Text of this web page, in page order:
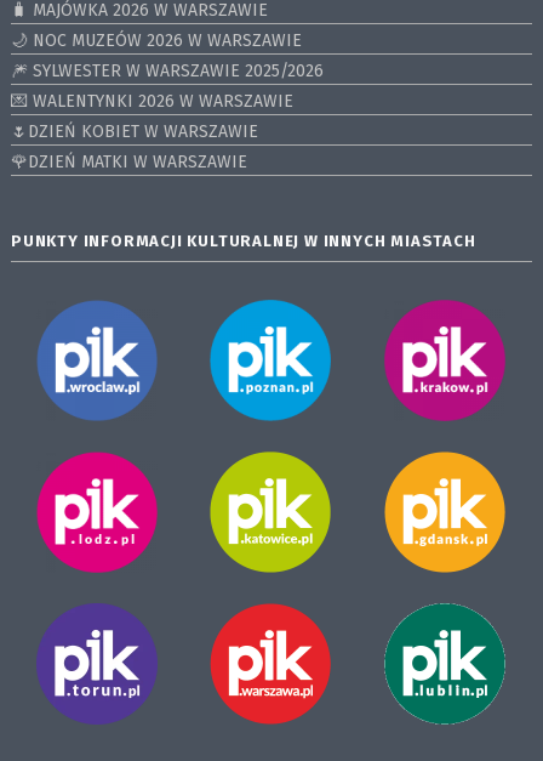
🧳 MAJÓWKA 2026 W WARSZAWIE
🌙 NOC MUZEÓW 2026 W WARSZAWIE
🎆 SYLWESTER W WARSZAWIE 2025/2026
💌 WALENTYNKI 2026 W WARSZAWIE
🌷DZIEŃ KOBIET W WARSZAWIE
🌹DZIEŃ MATKI W WARSZAWIE
PUNKTY INFORMACJI KULTURALNEJ W INNYCH MIASTACH